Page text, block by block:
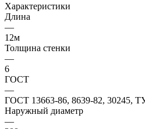
Характеристики
Длина
—
12м
Толщина стенки
—
6
ГОСТ
—
ГОСТ 13663-86, 8639-82, 30245,
Наружный диаметр
—